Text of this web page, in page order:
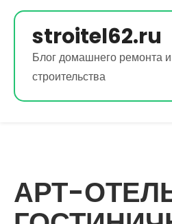
Перейти
содержимому
stroitel62.ru
Блог домашнего ремонта и
строительства
АРТ-